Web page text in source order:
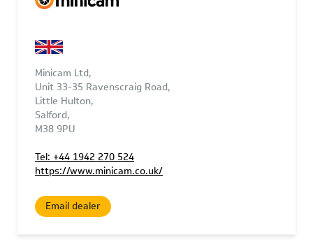
Minicam Ltd,
Unit 33-35 Ravenscraig Road,
Little Hulton,
Salford,
M38 9PU
Tel: +44 1942 270 524
https://www.minicam.co.uk/
Email dealer